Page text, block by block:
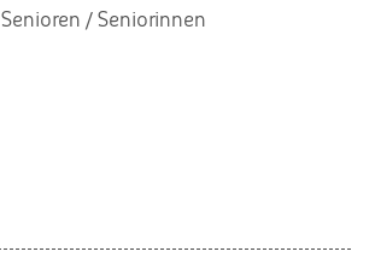
Senioren / Seniorinnen